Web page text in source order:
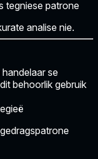
tegniese patrone
analise nie.
se
behoorlik gebruik